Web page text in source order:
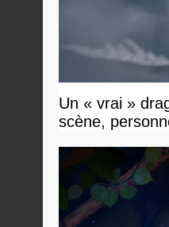
Un « vrai »
scène,